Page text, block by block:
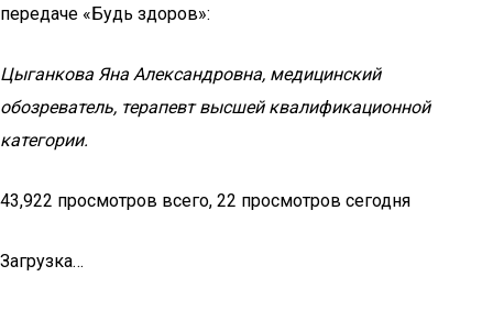
передаче «Будь здоров»:
Цыганкова Яна Александровна, медицинский
обозреватель, терапевт высшей квалификационной
категории.
43,922 просмотров всего, 22 просмотров сегодня
Загрузка…